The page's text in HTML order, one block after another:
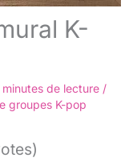
K-
de lecture /
groupes K-pop